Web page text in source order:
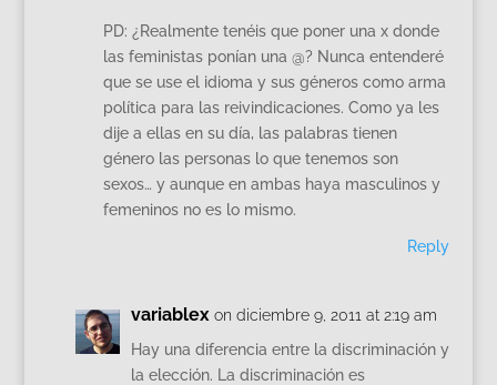
PD: ¿Realmente tenéis que poner una x donde
las feministas ponían una @? Nunca entenderé
que se use el idioma y sus géneros como arma
política para las reivindicaciones. Como ya les
dije a ellas en su día, las palabras tienen
género las personas lo que tenemos son
sexos… y aunque en ambas haya masculinos y
femeninos no es lo mismo.
Reply
variablex on diciembre 9, 2011 at 2:19 am
Hay una diferencia entre la discriminación y
la elección. La discriminación es